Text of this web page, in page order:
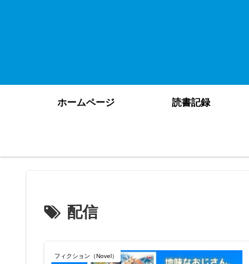
ホームページ 読書記録
配信
フィクション（Novel）